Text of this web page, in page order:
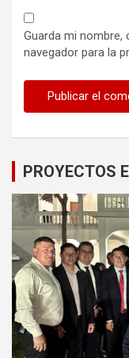
Guarda mi
navegador para la
PROYECTOS